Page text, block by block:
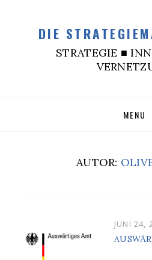
DIE
STRATEGIE ■
MENU
AUTOR:
POSTED
ON
JUNI 24,